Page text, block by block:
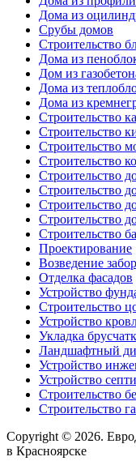
Дома из
Срубы домов
Строительство
Дома из
Дом из
Дома из
Дома из
Строительство
Строительство
Строительство
Строительство
Строительство
Строительство
Строительство
Строительство
Строительство
Проектирование
Возведение
Отделка фасадов
Устройство
Строительство
Устройство
Укладка
Ландшафтный
Устройство
Устройство
Строительство
Строительство
Copyright © 2026.
в Красноярске